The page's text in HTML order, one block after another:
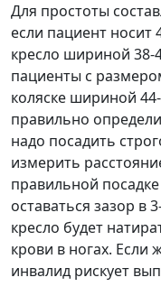
Для простоты
если пациент
кресло шириной 38-
пациенты с
коляске шириной
правильно
надо посадить
измерить
правильной
оставаться зазор в
кресло будет
крови в ногах. Если
инвалид рискует